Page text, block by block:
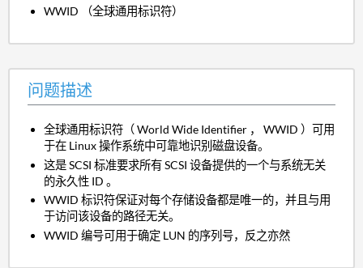
WWID （全球通用标识符）
问题描述
全球通用标识符（ World Wide Identifier ， WWID ）可用
于在 Linux 操作系统中可靠地识别磁盘设备。
这是 SCSI 标准要求所有 SCSI 设备提供的一个与系统无关
的永久性 ID 。
WWID 标识符保证对每个存储设备都是唯一的，并且与用
于访问该设备的路径无关。
WWID 编号可用于确定 LUN 的序列号，反之亦然